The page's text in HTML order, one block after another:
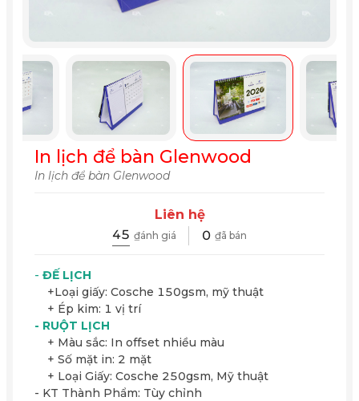
In lịch để bàn Glenwood
In lịch để bàn Glenwood
Liên hệ
45 ₫ánh giá 0 ₫ã bán
- ĐẾ LỊCH
+Loại giấy: Cosche 150gsm, mỹ thuật
+ Ép kim: 1 vị trí
- RUỘT LỊCH
+ Màu sắc: In offset nhiều màu
+ Số mặt in: 2 mặt
+ Loại Giấy: Cosche 250gsm, Mỹ thuật
- KT Thành Phẩm: Tùy chỉnh